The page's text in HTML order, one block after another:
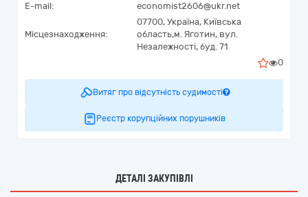
E-mail:
economist2606@ukr.net
Місцезнаходження:
07700, Україна, Київська
область,м. Яготин, вул.
Незалежності, буд. 71
0
Витяг про відсутність судимості
Реєстр корупційних порушників
ДЕТАЛІ ЗАКУПІВЛІ